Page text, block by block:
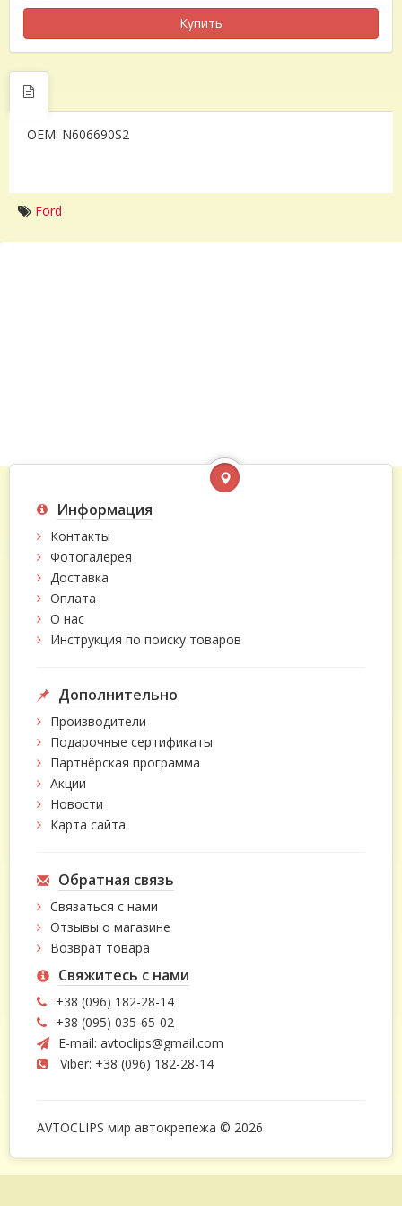
Купить
OEM: N606690S2
Ford
Информация
Контакты
Фотогалерея
Доставка
Оплата
О нас
Инструкция по поиску товаров
Дополнительно
Производители
Подарочные сертификаты
Партнёрская программа
Акции
Новости
Карта сайта
Обратная связь
Связаться с нами
Отзывы о магазине
Возврат товара
Свяжитесь с нами
+38 (096) 182-28-14
+38 (095) 035-65-02
E-mail: avtoclips@gmail.com
Viber: +38 (096) 182-28-14
AVTOCLIPS мир автокрепежа © 2026